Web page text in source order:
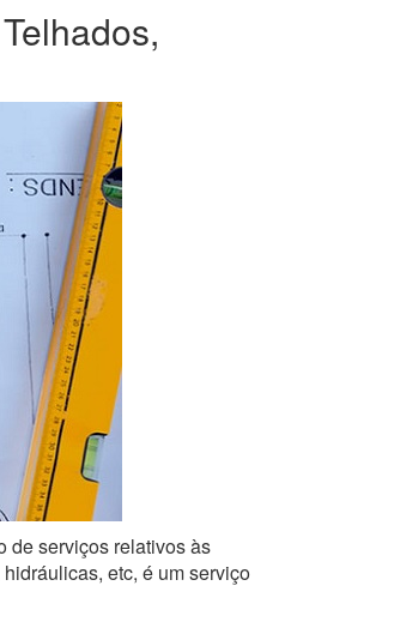
de serviços relativos às
etc, é um serviço